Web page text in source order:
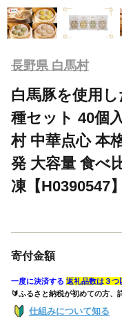
長野県 白馬村
白馬豚を使用
種セット 40個
村 中華点心 本
発 大容量 食べ
凍【H0390547】
寄付金額
一度に決済する 返礼品数は３つ
🔰ふるさと納税が初めての方、
仕組みについて知る